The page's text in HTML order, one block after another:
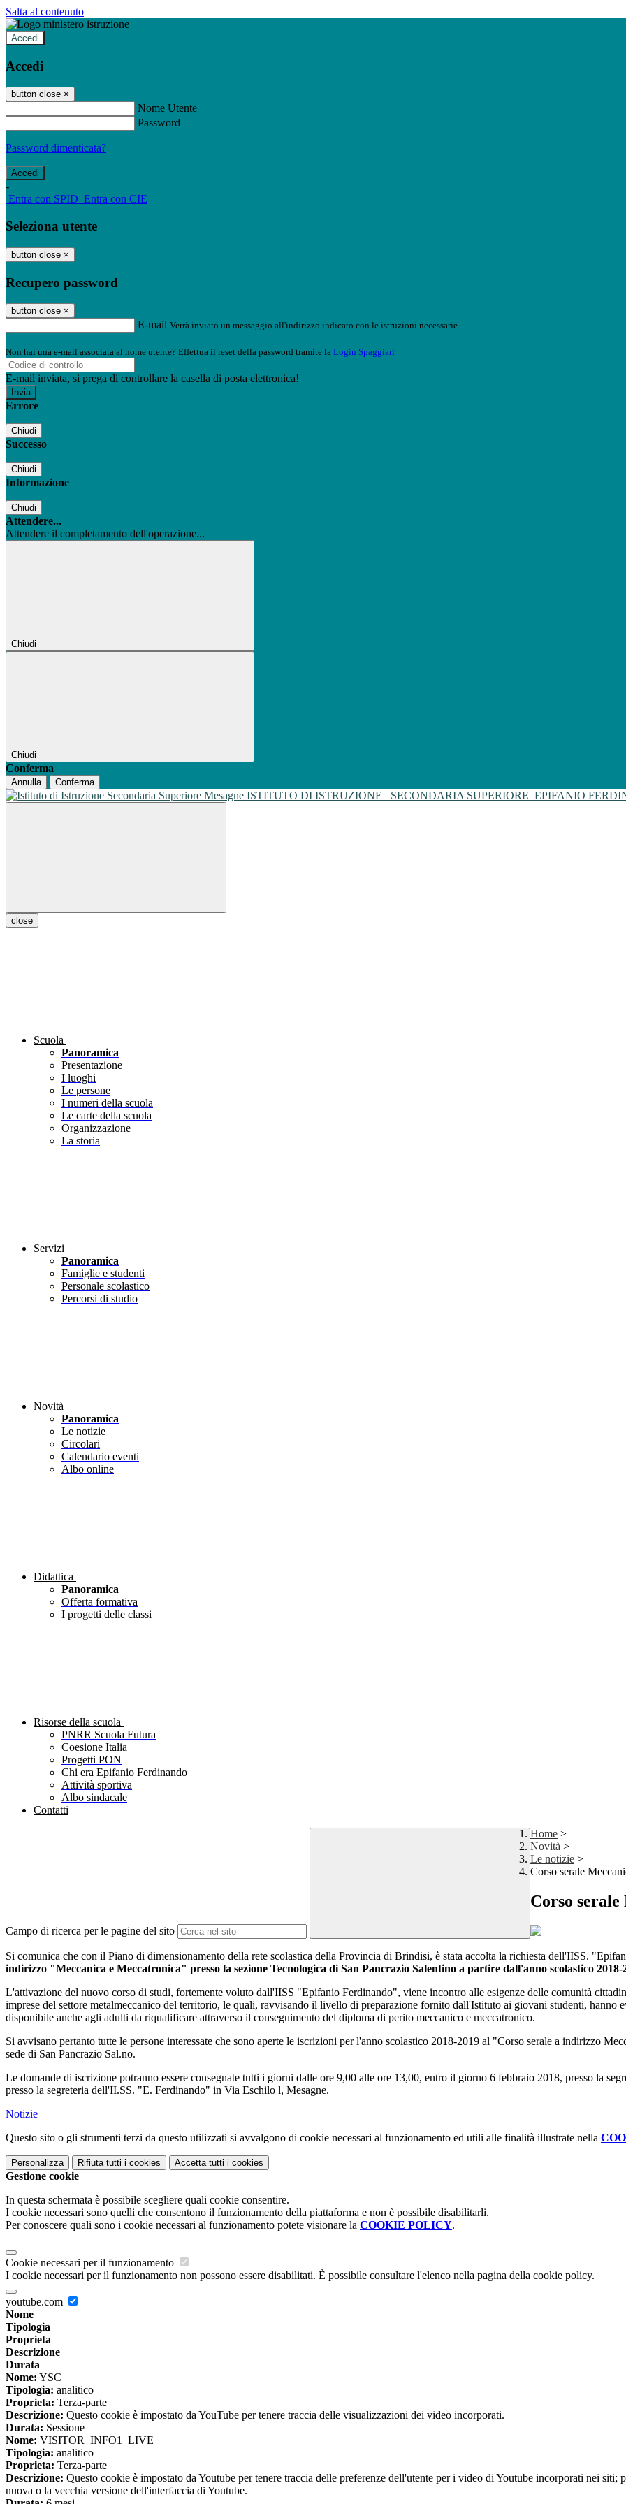
Salta al contenuto
Accedi
Accedi
button close ×
Nome Utente
Password
Password dimenticata?
-
Entra con SPID Entra con CIE
Seleziona utente
button close ×
Recupero password
button close ×
E-mail Verrà inviato un messaggio all'indirizzo indicato con le istruzioni necessarie.
Non hai una e-mail associata al nome utente? Effettua il reset della password tramite la Login Spaggiari
E-mail inviata, si prega di controllare la casella di posta elettronica!
Errore
Chiudi
Successo
Chiudi
Informazione
Chiudi
Attendere...
Attendere il completamento dell'operazione...
Chiudi
Chiudi
Conferma
Annulla Conferma
ISTITUTO DI ISTRUZIONE SECONDARIA SUPERIORE EPIFANIO
close
Scuola
Panoramica
Presentazione
I luoghi
Le persone
I numeri della scuola
Le carte della scuola
Organizzazione
La storia
Servizi
Panoramica
Famiglie e studenti
Personale scolastico
Percorsi di studio
Novità
Panoramica
Le notizie
Circolari
Calendario eventi
Albo online
Didattica
Panoramica
Offerta formativa
I progetti delle classi
Risorse della scuola
PNRR Scuola Futura
Coesione Italia
Progetti PON
Chi era Epifanio Ferdinando
Attività sportiva
Albo sindacale
Contatti
Campo di ricerca per le pagine del sito
Home >
Novità >
Le notizie >
Corso serale
Corso serale
Si comunica che con il Piano di dimensionamento della rete scolastica della Provincia di Brindisi, è stata accolta la richiesta dell'IISS.
indirizzo "Meccanica e Meccatronica" presso la sezione Tecnologica di San Pancrazio Salentino a partire dall'anno scolastico 2018-
L'attivazione del nuovo corso di studi, fortemente voluto dall'IISS "Epifanio Ferdinando", viene incontro alle esigenze delle comunità
imprese del settore metalmeccanico del territorio, le quali, ravvisando il livello di preparazione fornito dall'Istituto ai giovani studenti, hanno
disponibile anche agli adulti da riqualificare attraverso il conseguimento del diploma di perito meccanico e meccatronico.
Si avvisano pertanto tutte le persone interessate che sono aperte le iscrizioni per l'anno scolastico 2018-2019 al "Corso serale a indirizzo
sede di San Pancrazio Sal.no.
Le domande di iscrizione potranno essere consegnate tutti i giorni dalle ore 9,00 alle ore 13,00, entro il giorno 6 febbraio 2018, presso la
presso la segreteria dell'II.SS. "E. Ferdinando" in Via Eschilo l, Mesagne.
Notizie
Questo sito o gli strumenti terzi da questo utilizzati si avvalgono di cookie necessari al funzionamento ed utili alle finalità illustrate nella
Personalizza Rifiuta tutti i cookies Accetta tutti i cookies
Gestione cookie
In questa schermata è possibile scegliere quali cookie consentire.
I cookie necessari sono quelli che consentono il funzionamento della piattaforma e non è possibile disabilitarli.
Per conoscere quali sono i cookie necessari al funzionamento potete visionare la COOKIE POLICY.
Cookie necessari per il funzionamento
I cookie necessari per il funzionamento non possono essere disabilitati. È possibile consultare l'elenco nella pagina della cookie policy.
youtube.com
Nome
Tipologia
Proprieta
Descrizione
Durata
Nome: YSC
Tipologia: analitico
Proprieta: Terza-parte
Descrizione: Questo cookie è impostato da YouTube per tenere traccia delle visualizzazioni dei video incorporati.
Durata: Sessione
Nome: VISITOR_INFO1_LIVE
Tipologia: analitico
Proprieta: Terza-parte
Descrizione: Questo cookie è impostato da Youtube per tenere traccia delle preferenze dell'utente per i video di Youtube incorporati nei
nuova o la vecchia versione dell'interfaccia di Youtube.